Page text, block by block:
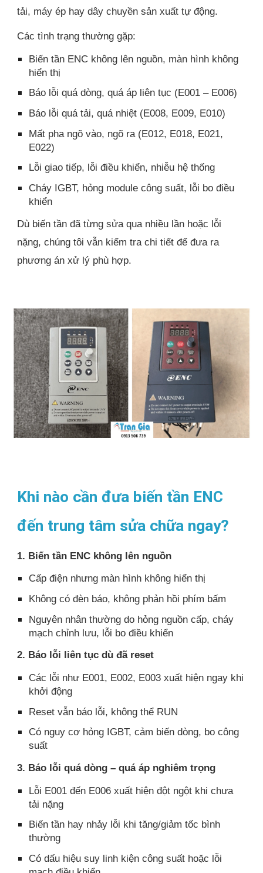
tải, máy ép hay dây chuyền sản xuất tự động.
Các tình trạng thường gặp:
Biến tần ENC không lên nguồn, màn hình không
hiển thị
Báo lỗi quá dòng, quá áp liên tục (E001 – E006)
Báo lỗi quá tải, quá nhiệt (E008, E009, E010)
Mất pha ngõ vào, ngõ ra (E012, E018, E021,
E022)
Lỗi giao tiếp, lỗi điều khiển, nhiễu hệ thống
Cháy IGBT, hỏng module công suất, lỗi bo điều
khiển
Dù biến tần đã từng sửa qua nhiều lần hoặc lỗi
nặng, chúng tôi vẫn kiểm tra chi tiết để đưa ra
phương án xử lý phù hợp.
Khi nào cần đưa biến tần ENC
đến trung tâm sửa chữa ngay?
1. Biến tần ENC không lên nguồn
Cấp điện nhưng màn hình không hiển thị
Không có đèn báo, không phản hồi phím bấm
Nguyên nhân thường do hỏng nguồn cấp, cháy
mạch chỉnh lưu, lỗi bo điều khiển
2. Báo lỗi liên tục dù đã reset
Các lỗi như E001, E002, E003 xuất hiện ngay khi
khởi động
Reset vẫn báo lỗi, không thể RUN
Có nguy cơ hỏng IGBT, cảm biến dòng, bo công
suất
3. Báo lỗi quá dòng – quá áp nghiêm trọng
Lỗi E001 đến E006 xuất hiện đột ngột khi chưa
tải nặng
Biến tần hay nhảy lỗi khi tăng/giảm tốc bình
thường
Có dấu hiệu suy linh kiện công suất hoặc lỗi